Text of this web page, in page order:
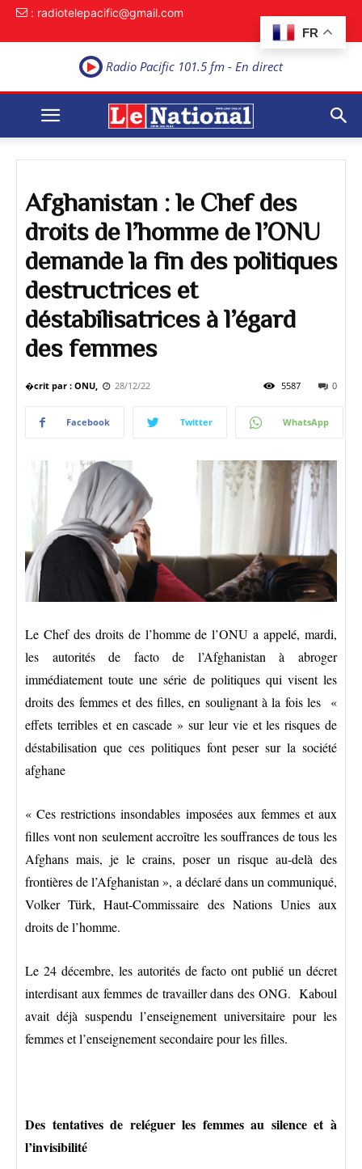
FR
: radiotelepacific@gmail.com
Radio Pacific 101.5 fm - En direct
Afghanistan : le Chef des
droits de l’homme de l’ONU
demande la fin des politiques
destructrices et
déstabilisatrices à l’égard
des femmes
�crit par : ONU, 28/12/22 0
5587
Facebook Twitter WhatsApp
Le Chef des droits de l’homme de l’ONU a appelé, mardi,
les autorités de facto de l’Afghanistan à abroger
immédiatement toute une série de politiques qui visent les
droits des femmes et des filles, en soulignant à la fois les «
effets terribles et en cascade » sur leur vie et les risques de
déstabilisation que ces politiques font peser sur la société
afghane
« Ces restrictions insondables imposées aux femmes et aux
filles vont non seulement accroître les souffrances de tous les
Afghans mais, je le crains, poser un risque au-delà des
frontières de l’Afghanistan », a déclaré dans un communiqué,
Volker Türk, Haut-Commissaire des Nations Unies aux
droits de l’homme.
Le 24 décembre, les autorités de facto ont publié un décret
interdisant aux femmes de travailler dans des ONG. Kaboul
avait déjà suspendu l’enseignement universitaire pour les
femmes et l’enseignement secondaire pour les filles.
Des tentatives de reléguer les femmes au silence et à
l’invisibilité